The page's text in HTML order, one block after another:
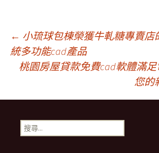
文
章
導
覽
← 小琉球包棟榮獲牛軋糖專賣店
統多功能cad產品
桃園房屋貸款免費cad軟體滿
您的
搜
尋